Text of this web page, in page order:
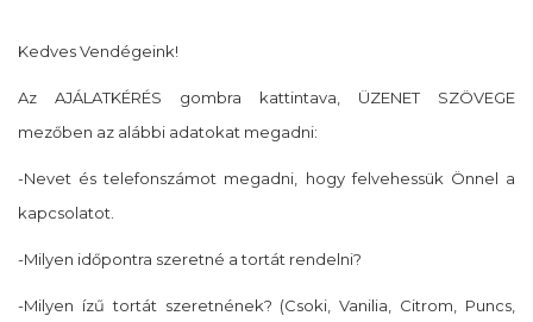
Kedves Vendégeink!
Az AJÁLATKÉRÉS gombra kattintava, ÜZENET SZÖVEGE
mezőben az alábbi adatokat megadni:
-Nevet és telefonszámot megadni, hogy felvehessük Önnel a
kapcsolatot.
-Milyen időpontra szeretné a tortát rendelni?
-Milyen ízű tortát szeretnének? (Csoki, Vanilia, Citrom, Puncs,